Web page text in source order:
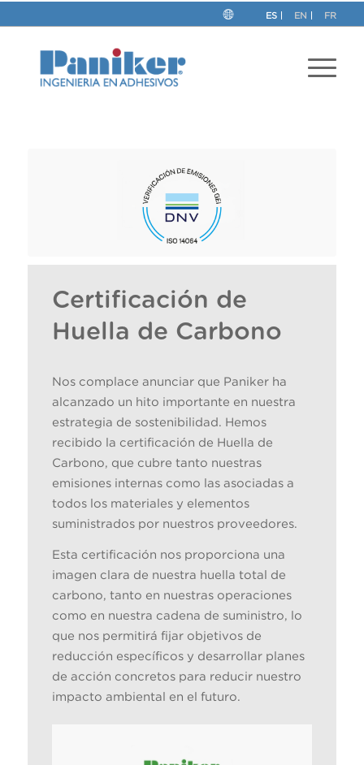
ES EN FR
Certificación de
Huella de Carbono
Nos complace anunciar que Paniker ha
alcanzado un hito importante en nuestra
estrategia de sostenibilidad. Hemos
recibido la certificación de Huella de
Carbono, que cubre tanto nuestras
emisiones internas como las asociadas a
todos los materiales y elementos
suministrados por nuestros proveedores.
Esta certificación nos proporciona una
imagen clara de nuestra huella total de
carbono, tanto en nuestras operaciones
como en nuestra cadena de suministro, lo
que nos permitirá fijar objetivos de
reducción específicos y desarrollar planes
de acción concretos para reducir nuestro
impacto ambiental en el futuro.